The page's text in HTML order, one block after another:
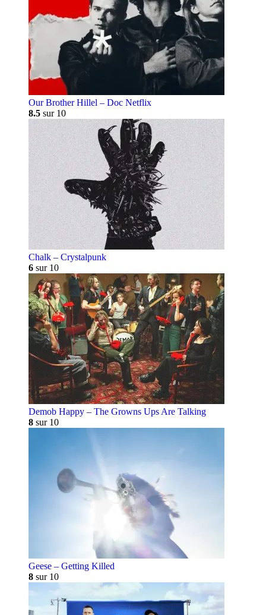
Our Brother Hillel – Doc Netflix
8.5 sur 10
Chalk – Crystalpunk
6 sur 10
Demob Happy – The Growns Ups Are Talking
8 sur 10
Geese – Getting Killed
8 sur 10